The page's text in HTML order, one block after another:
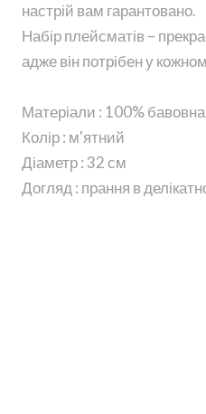
настрій вам гарантовано.
Набір плейсматів –
адже він потрібен у
Матеріали : 100% бавовна
Колір : м'ятний
Діаметр : 32 см
Догляд : прання в